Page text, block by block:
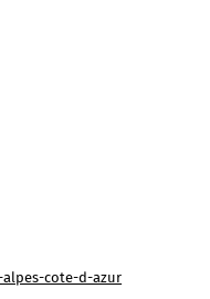
alpes-cote-d-azur